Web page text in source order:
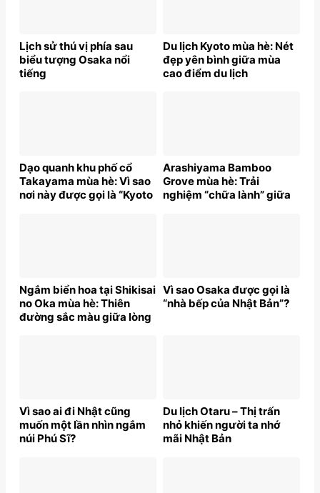
Lịch sử thú vị phía sau
biểu tượng Osaka nổi
tiếng
Du lịch Kyoto mùa hè: Nét
đẹp yên bình giữa mùa
cao điểm du lịch
Dạo quanh khu phố cổ
Takayama mùa hè: Vì sao
nơi này được gọi là “Kyoto
Arashiyama Bamboo
Grove mùa hè: Trải
nghiệm “chữa lành” giữa
Ngắm biển hoa tại Shikisai
no Oka mùa hè: Thiên
đường sắc màu giữa lòng
Vì sao Osaka được gọi là
“nhà bếp của Nhật Bản”?
Vì sao ai đi Nhật cũng
muốn một lần nhìn ngắm
núi Phú Sĩ?
Du lịch Otaru – Thị trấn
nhỏ khiến người ta nhớ
mãi Nhật Bản